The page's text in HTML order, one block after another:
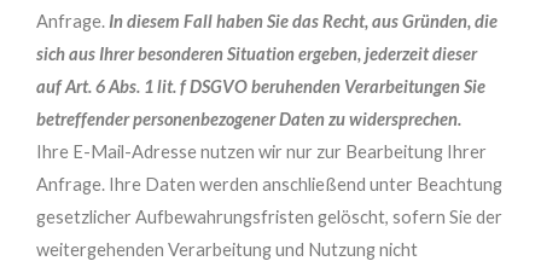
Anfrage. In diesem Fall haben Sie das Recht, aus Gründen, die
sich aus Ihrer besonderen Situation ergeben, jederzeit dieser
auf Art. 6 Abs. 1 lit. f DSGVO beruhenden Verarbeitungen Sie
betreffender personenbezogener Daten zu widersprechen.
Ihre E-Mail-Adresse nutzen wir nur zur Bearbeitung Ihrer
Anfrage. Ihre Daten werden anschließend unter Beachtung
gesetzlicher Aufbewahrungsfristen gelöscht, sofern Sie der
weitergehenden Verarbeitung und Nutzung nicht